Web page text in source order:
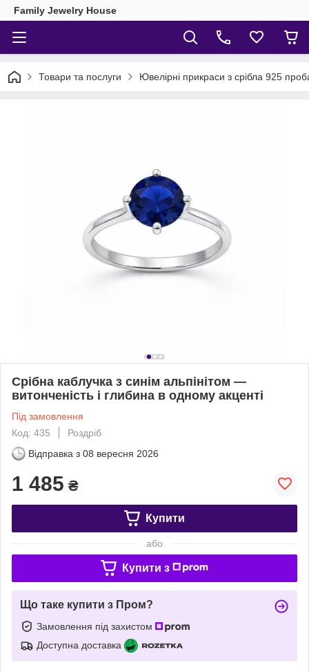
Family Jewelry House
Товари та послуги Ювелірні прикраси з срібла 925
Срібна каблучка з синім альпінітом —
витонченість і глибина в одному акценті
Під замовлення
Код: 435
Роздріб
Відправка з 08 вересня 2026
1 485 ₴
Купити
або
Купити з
Що таке купити з Пром?
Замовлення під захистом
Доступна доставка